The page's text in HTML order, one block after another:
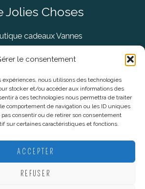
le consentement
expériences, nous utilisons des technologies
stocker et/ou accéder aux informations des
à ces technologies nous permettra de traiter
comportement de navigation ou les ID uniques
consentir ou de retirer son consentement
sur certaines caractéristiques et fonctions.
ACCEPTER
REFUSER
Jolies Choses
cadeaux Vannes
Store Vannes
légales
CGV
De Confidentialité
Plan du site